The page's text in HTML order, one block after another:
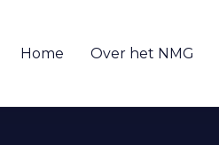
Home Over het NMG